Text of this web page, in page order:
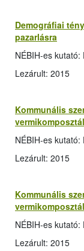
Demográfiai
pazarlásra
NÉBIH-es
Lezárult: 2015
Kommunális
NÉBIH-es
Lezárult: 2015
Kommunális
NÉBIH-es
Lezárult: 2015